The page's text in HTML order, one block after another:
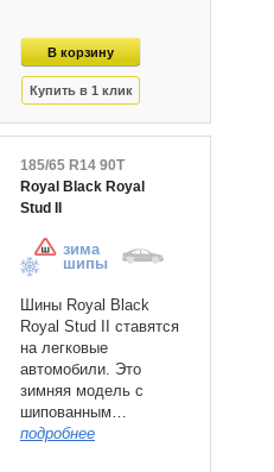
185/65 R14 90T
Royal Black Royal
Stud II
зима
шипы
Шины Royal Black
Royal Stud II ставятся
на легковые
автомобили. Это
зимняя модель с
шипованным…
подробнее